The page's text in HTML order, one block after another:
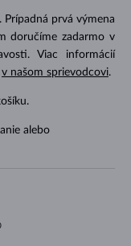
Prípadná prvá výmena
doručíme zadarmo v
Viac informácií
v našom sprievodcovi.
alebo